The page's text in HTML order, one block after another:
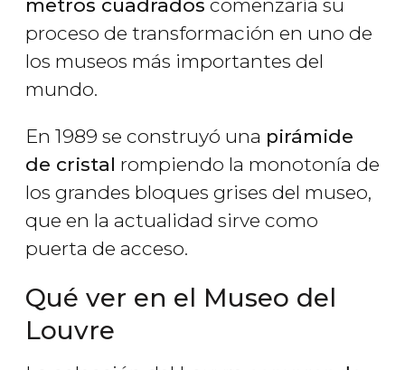
metros cuadrados comenzaría su
proceso de transformación en uno de
los museos más importantes del
mundo.
En 1989 se construyó una pirámide
de cristal rompiendo la monotonía de
los grandes bloques grises del museo,
que en la actualidad sirve como
puerta de acceso.
Qué ver en el Museo del
Louvre